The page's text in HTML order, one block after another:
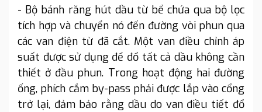
- Bộ bánh răng hút dầu từ bể chứa qua bộ lọc
tích hợp và chuyển nó đến đường vòi phun qua
các van điện từ đã cắt. Một van điều chỉnh áp
suất được sử dụng để đổ tất cả dầu không cần
thiết ở đầu phun. Trong hoạt động hai đường
ống, phích cắm by-pass phải được lắp vào cổng
trở lại, đảm bảo rằng dầu do van điều tiết đổ